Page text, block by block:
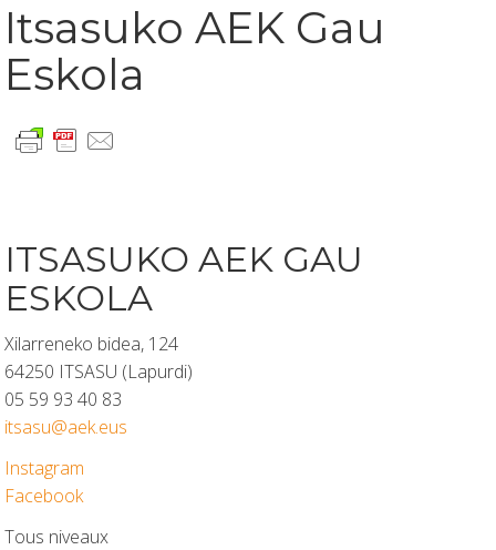
Itsasuko AEK Gau
Eskola
ITSASUKO AEK GAU
ESKOLA
Xilarreneko bidea, 124
64250 ITSASU (Lapurdi)
05 59 93 40 83
itsasu@aek.eus
Instagram
Facebook
Tous niveaux